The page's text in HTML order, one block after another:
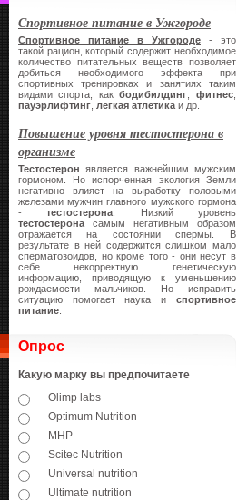
Спортивное питание в Ужгороде
Спортивное питание в Ужгороде - это
такой рацион, который содержит необходимое
количество питательных веществ позволяет
добиться необходимого эффекта при
спортивных тренировках и занятиях таким
видами спорта, какбодибилдинг фитнес
пауэрлифтинг легкая атлетика и др.
Повышение уровня тестостерона в
организме
Тестостерон является важнейшим мужским
гормоном. Но испорченная экология Земли
негативно влияет на выработку половыми
железами мужчин главного мужского гормона
-тестостерона . Низкий уровень
тестостерона самым негативным образом
отражается на состоянии спермы. В
результате в ней содержится слишком мало
сперматозоидов, но кроме того - они несут в
себе некорректную генетическую
информацию, приводящую к уменьшению
рождаемости мальчиков. Но исправить
ситуацию помогает наука и спортивное
питание
Опрос
Какую марку вы предпочитаете
Olimp labs
Optimum Nutrition
MHP
Scitec Nutrition
Universal nutrition
Ultimate nutrition